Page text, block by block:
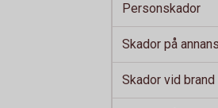
Personskador
Skador på
Skador vid brand